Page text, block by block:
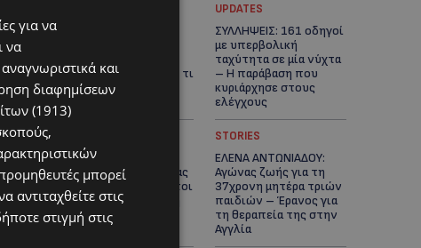
οδοφράγματα την
Παρασκευή – Πού και τι
ώρα θα γίνουν οι
δράσεις
UPDATES
ΣΥΛΛΗΨΕΙΣ: 161 οδηγοί
με υπερβολική
ταχύτητα σε μία νύχτα
– Η παράβαση που
κυριάρχησε στους
ελέγχους
ΓΕΝΕΘΛΙΟΣ ΗΜΕΡΑ: Η
ηλικία είναι μόνο ένας
αριθμός – Οι άνθρωποι
και οι στιγμές είναι η
πραγματική μας
ιστορία
STORIES
ΕΛΕΝΑ ΑΝΤΩΝΙΑΔΟΥ:
Αγώνας ζωής για τη
37χρονη μητέρα τριών
παιδιών – Έρανος για
τη θεραπεία της στην
Αγγλία
για να
να
και
διαφημίσεων
(1913)
μπορεί
αντιταχθείτε στις
στιγμή στις